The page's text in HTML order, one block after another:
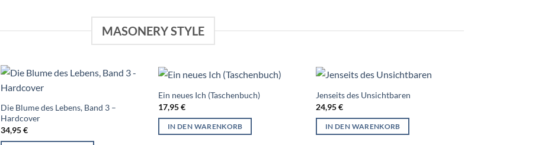
MASONERY STYLE
Die Blume des Lebens, Band 3 –
Hardcover
34,95€
Ein neues Ich (Taschenbuch)
17,95€
IN DEN WARENKORB
Jenseits des Unsichtbaren
24,95€
IN DEN WARENKORB